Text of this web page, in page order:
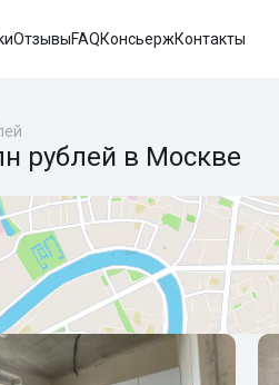
ОтзывыFAQКонсьержКонтакты
рублей в Москве